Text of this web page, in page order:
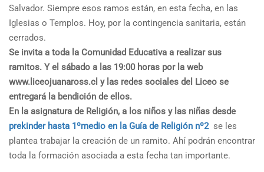
Salvador. Siempre esos ramos están, en esta fecha, en las
Iglesias o Templos. Hoy, por la contingencia sanitaria, están
cerrados.
Se invita a toda la Comunidad Educativa a realizar sus
ramitos. Y el sábado a las 19:00 horas por la web
www.liceojuanaross.cl y las redes sociales del Liceo se
entregará la bendición de ellos.
En la asignatura de Religión, a los niños y las niñas desde
prekinder hasta 1ºmedio en la Guía de Religión nº2 se les
plantea trabajar la creación de un ramito. Ahí podrán encontrar
toda la formación asociada a esta fecha tan importante.